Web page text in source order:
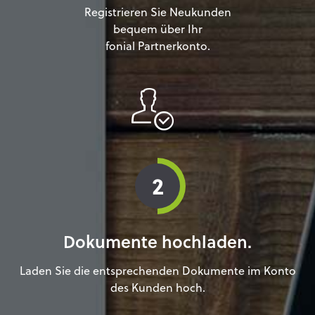
Registrieren Sie Neukunden
bequem über Ihr
fonial Partnerkonto.
2
Dokumente hochladen.
Laden Sie die entsprechenden Dokumente im Konto
des Kunden hoch.